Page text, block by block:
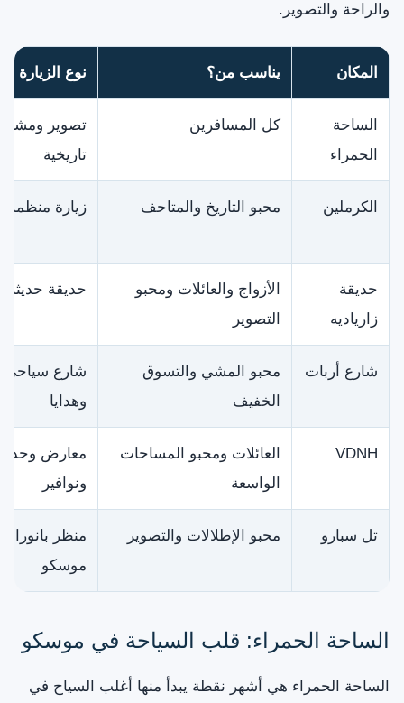
والراحة والتصوير.
المكان يناسب من؟ نوع الزيارة
الساحة
الحمراء
كل المسافرين
تصوير ومشي
تاريخية
الكرملين محبو التاريخ والمتاحف زيارة منظمة
حديقة
زارياديه
الأزواج والعائلات ومحبو
التصوير
حديقة حديثة
شارع أربات
محبو المشي والتسوق
الخفيف
شارع سياحي
وهدايا
VDNH
العائلات ومحبو المساحات
الواسعة
معارض
ونوافير
تل سبارو محبو الإطلالات والتصوير
منظر
موسكو
الساحة الحمراء: قلب السياحة في موسكو
الساحة الحمراء هي أشهر نقطة يبدأ منها أغلب السياح في